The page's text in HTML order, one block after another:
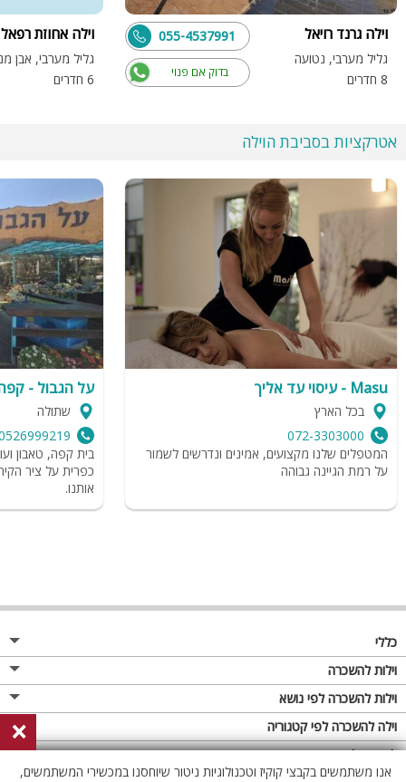
וילה גרנד רויאל
גליל מערבי, נטועה
8 חדרים
בדוק אם פנוי
055-4537991 וילה אחוזת רפאל
גליל מערבי, אבן
6 חדרים
אטרקציות בסביבת הוילה
Masu - עיסוי עד אליך
בכל הארץ
072-3303000
המטפלים שלנו מקצועים, אמינים ונדרשים לשמור
על רמת הגיינה גבוהה
על הגבול -
שתולה
בית קפה, טאבון
כפרית על ציר
אותנו.
כללי
מגזין
פרסום באתר
תקנון
מדיניות פרטיות
וילות להשכרה
וילות בצפון
וילות במרכז
וילות בדרום
וילות להשכרה לפי נושא
וילה לזוגות
וילות למשפחות
וילה להשכרה לפי קטגוריה
וילות עם בריכה
לופטים להשכרה
×
אנו משתמשים בקבצי קוקיז וטכנולוגיות ניטור שיוחסנו במכשירי המשתמשים,